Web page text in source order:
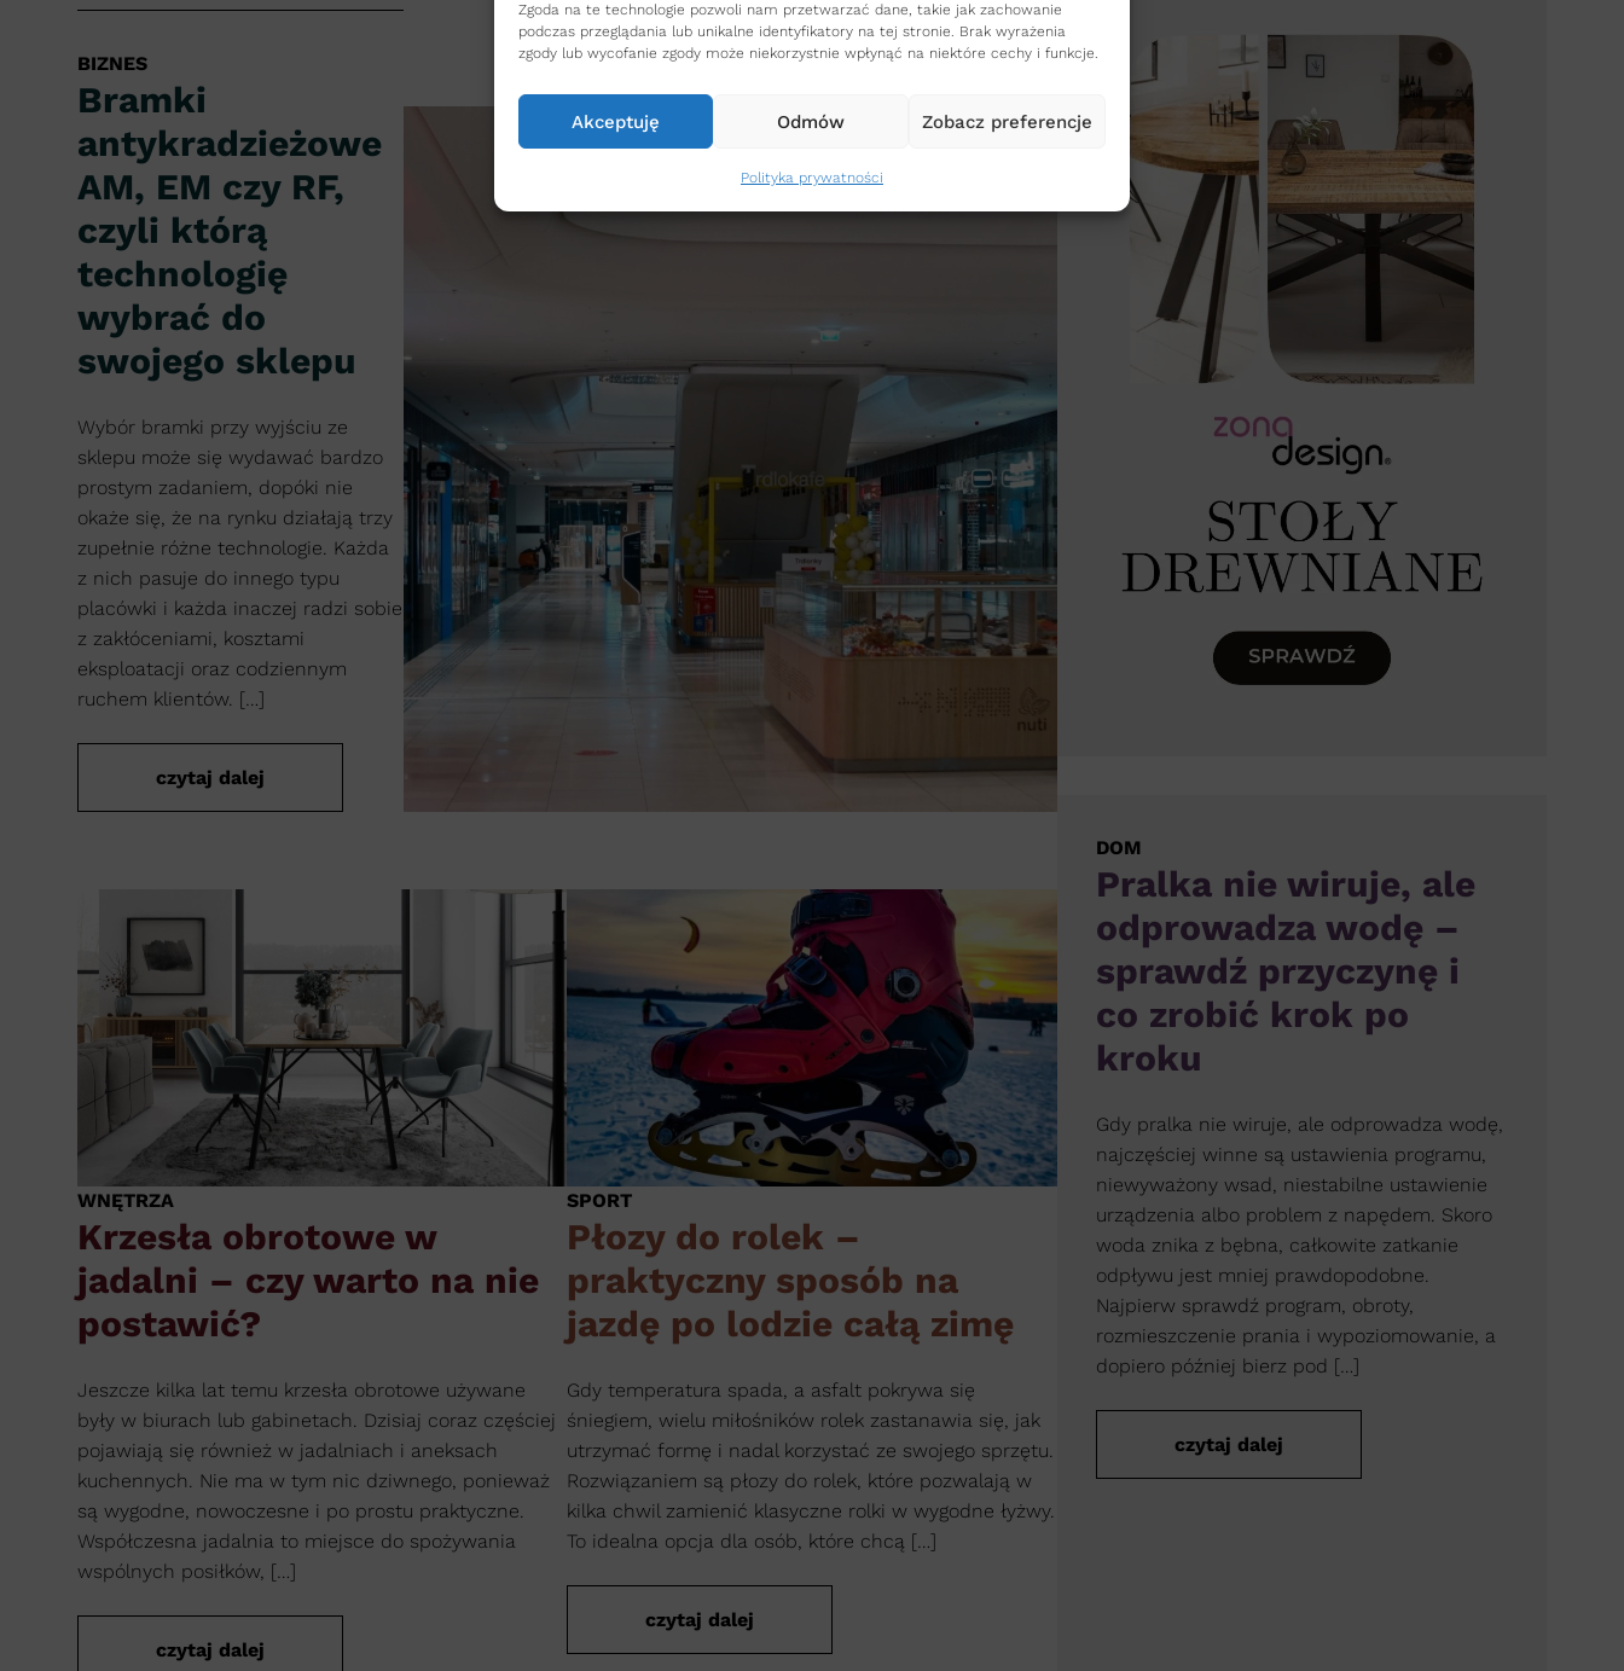
Zgoda na te technologie pozwoli nam przetwarzać dane, takie jak zachowanie
podczas przeglądania lub unikalne identyfikatory na tej stronie. Brak wyrażenia
zgody lub wycofanie zgody może niekorzystnie wpłynąć na niektóre cechy i funkcje.
Akceptuję Odmów Zobacz preferencje
Polityka prywatności
BIZNES
Bramki
antykradzieżowe
AM, EM czy RF,
czyli którą
technologię
wybrać do
swojego sklepu
Wybór bramki przy wyjściu ze
sklepu może się wydawać bardzo
prostym zadaniem, dopóki nie
okaże się, że na rynku działają trzy
zupełnie różne technologie. Każda
z nich pasuje do innego typu
placówki i każda inaczej radzi sobie
z zakłóceniami, kosztami
eksploatacji oraz codziennym
ruchem klientów. […]
czytaj dalej
WNĘTRZA
Krzesła obrotowe w
jadalni – czy warto na nie
postawić?
Jeszcze kilka lat temu krzesła obrotowe używane
były w biurach lub gabinetach. Dzisiaj coraz częściej
pojawiają się również w jadalniach i aneksach
kuchennych. Nie ma w tym nic dziwnego, ponieważ
są wygodne, nowoczesne i po prostu praktyczne.
Współczesna jadalnia to miejsce do spożywania
wspólnych posiłków, […]
czytaj dalej
SPORT
Płozy do rolek –
praktyczny sposób na
jazdę po lodzie całą zimę
Gdy temperatura spada, a asfalt pokrywa się
śniegiem, wielu miłośników rolek zastanawia się, jak
utrzymać formę i nadal korzystać ze swojego sprzętu.
Rozwiązaniem są płozy do rolek, które pozwalają w
kilka chwil zamienić klasyczne rolki w wygodne łyżwy.
To idealna opcja dla osób, które chcą […]
czytaj dalej
DOM
Pralka nie wiruje, ale
odprowadza wodę –
sprawdź przyczynę i
co zrobić krok po
kroku
Gdy pralka nie wiruje, ale odprowadza wodę,
najczęściej winne są ustawienia programu,
niewyważony wsad, niestabilne ustawienie
urządzenia albo problem z napędem. Skoro
woda znika z bębna, całkowite zatkanie
odpływu jest mniej prawdopodobne.
Najpierw sprawdź program, obroty,
rozmieszczenie prania i wypoziomowanie, a
dopiero później bierz pod […]
czytaj dalej